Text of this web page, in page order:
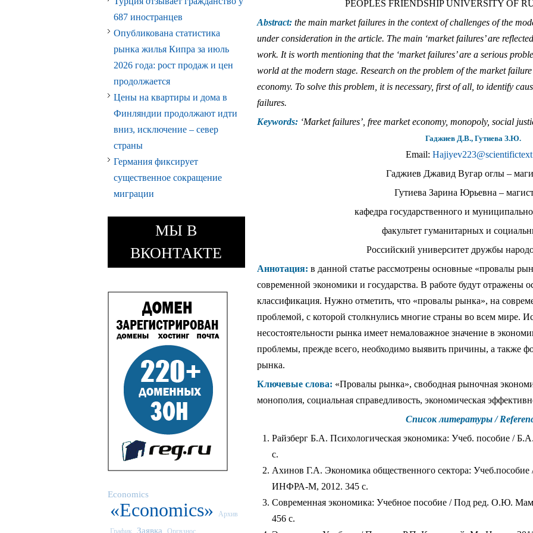
PEOPLES FRIENDSHIP UNIVERSITY OF
Abstract:the main market failures in the context of challenges of the
under consideration in the article. The main ‘market failures’ are
work. It is worth mentioning that the ‘market failures’ are a serious
world at the modern stage. Research on the problem of the market
economy. To solve this problem, it is necessary, first of all, to identify
failures.
Keywords:‘Market failures’, free market economy, monopoly, social
Гаджиев Д.В., Гутиева З.Ю.
Email:
Гаджиев Джавид Вугар оглы –
Гутиева Зарина Юрьевна –
кафедра государственного и
факультет гуманитарных и
Российский университет дружбы
Аннотация: в данной статье рассмотрены основные «провалы
современной экономики и государства. В работе будут отражены
классификация. Нужно отметить, что «провалы рынка», на
проблемой, с которой столкнулись многие страны во всем мире.
несостоятельности рынка имеет немаловажное значение в
проблемы, прежде всего, необходимо выявить причины, а также
рынка.
Ключевые слова: «Провалы рынка», свободная рыночная
монополия, социальная справедливость, экономическая
Список литературы /
Райзберг Б.А. Психологическая экономика: Учеб. пособие /
с.
Ахинов Г.А. Экономика общественного сектора:
ИНФРА-М, 2012. 345 с.
Современная экономика: Учебное пособие / Под ред. О.Ю.
456 с.
687 иностранцев
Опубликована статистика
рынка жилья Кипра за июль
2026 года: рост продаж и цен
продолжается
Цены на квартиры и дома в
Финляндии продолжают идти
вниз, исключение – север
страны
Германия фиксирует
существенное сокращение
миграции
МЫ В
ВКОНТАКТЕ
Economics
«Economics» Архив
График Заявка Оргвзнос